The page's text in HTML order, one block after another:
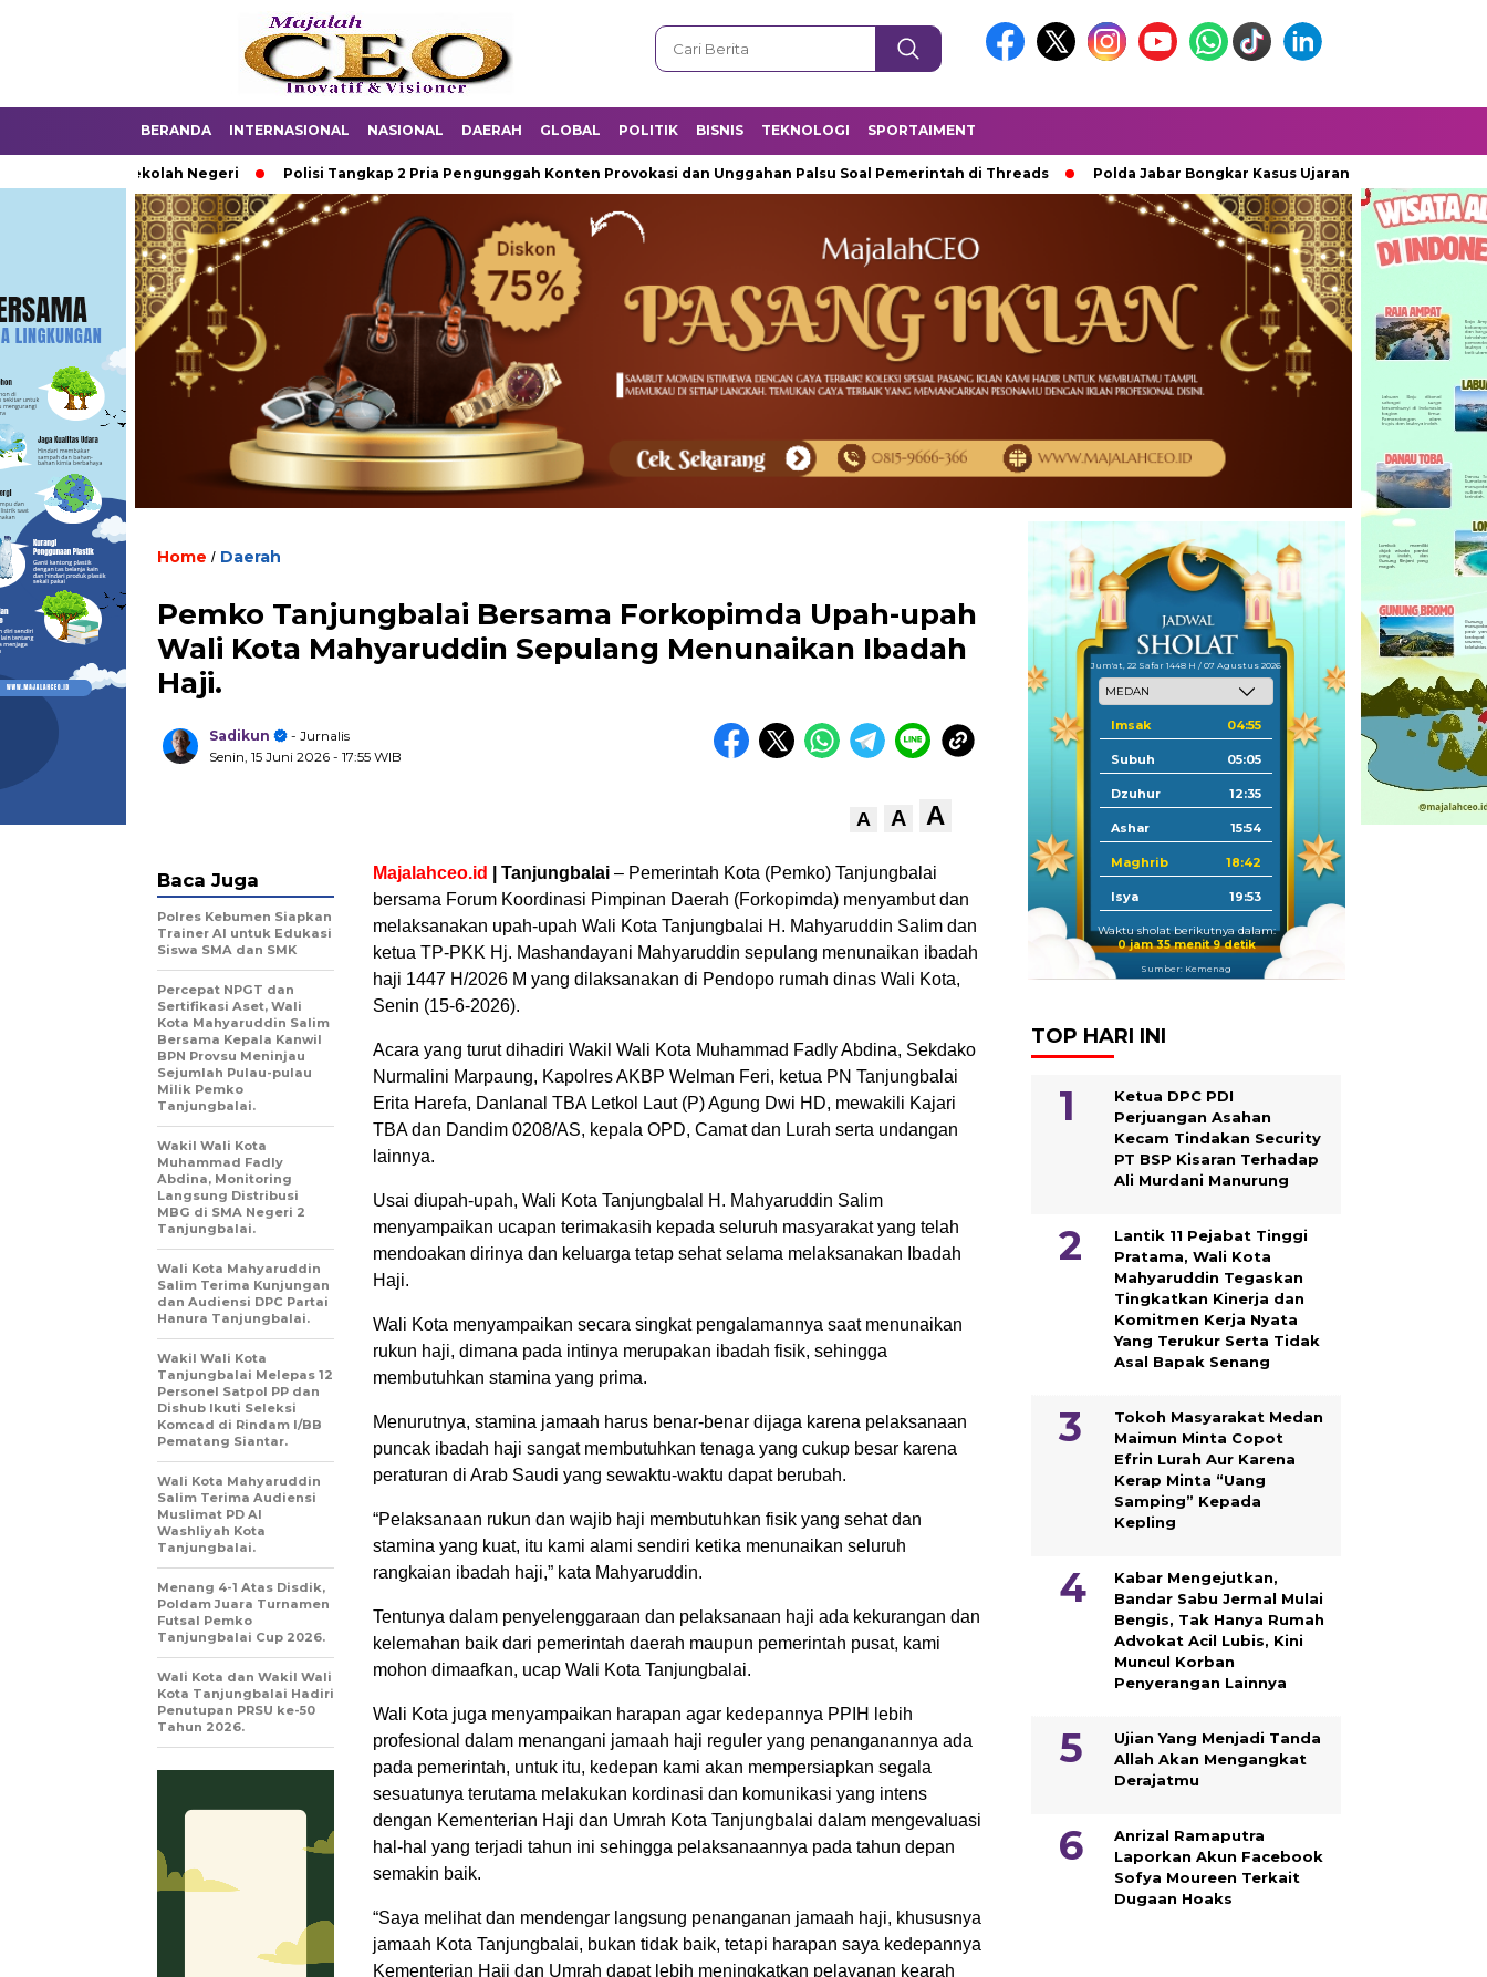
BERANDA INTERNASIONAL NASIONAL DAERAH GLOBAL POLITIK BISNIS TEKNOLOGI SPORTAIMENT
Di Sekolah Negeri Polisi Tangkap 2 Pria Pengunggah Konten Provokasi dan Unggahan Palsu Soal Pemerintah di Threads Polda Jabar Bongkar Kasus Ujaran Kebencian Berbasis AI,
Home / Daerah
Pemko Tanjungbalai Bersama Forkopimda Upah-upah
Wali Kota Mahyaruddin Sepulang Menunaikan Ibadah
Haji.
Sadikun
- Jurnalis
Senin, 15 Juni 2026 - 17:55 WIB
A A A
Majalahceo.id | Tanjungbalai – Pemerintah Kota (Pemko) Tanjungbalai
bersama Forum Koordinasi Pimpinan Daerah (Forkopimda) menyambut dan
melaksanakan upah-upah Wali Kota Tanjungbalai H. Mahyaruddin Salim dan
ketua TP-PKK Hj. Mashandayani Mahyaruddin sepulang menunaikan ibadah
haji 1447 H/2026 M yang dilaksanakan di Pendopo rumah dinas Wali Kota,
Senin (15-6-2026).
Acara yang turut dihadiri Wakil Wali Kota Muhammad Fadly Abdina, Sekdako
Nurmalini Marpaung, Kapolres AKBP Welman Feri, ketua PN Tanjungbalai
Erita Harefa, Danlanal TBA Letkol Laut (P) Agung Dwi HD, mewakili Kajari
TBA dan Dandim 0208/AS, kepala OPD, Camat dan Lurah serta undangan
lainnya.
Usai diupah-upah, Wali Kota Tanjungbalal H. Mahyaruddin Salim
menyampaikan ucapan terimakasih kepada seluruh masyarakat yang telah
mendoakan dirinya dan keluarga tetap sehat selama melaksanakan Ibadah
Haji.
Wali Kota menyampaikan secara singkat pengalamannya saat menunaikan
rukun haji, dimana pada intinya merupakan ibadah fisik, sehingga
membutuhkan stamina yang prima.
Menurutnya, stamina jamaah harus benar-benar dijaga karena pelaksanaan
puncak ibadah haji sangat membutuhkan tenaga yang cukup besar karena
peraturan di Arab Saudi yang sewaktu-waktu dapat berubah.
“Pelaksanaan rukun dan wajib haji membutuhkan fisik yang sehat dan
stamina yang kuat, itu kami alami sendiri ketika menunaikan seluruh
rangkaian ibadah haji,” kata Mahyaruddin.
Tentunya dalam penyelenggaraan dan pelaksanaan haji ada kekurangan dan
kelemahan baik dari pemerintah daerah maupun pemerintah pusat, kami
mohon dimaafkan, ucap Wali Kota Tanjungbalai.
Wali Kota juga menyampaikan harapan agar kedepannya PPIH lebih
profesional dalam menangani jamaah haji reguler yang penanganannya ada
pada pemerintah, untuk itu, kedepan kami akan mempersiapkan segala
sesuatunya terutama melakukan kordinasi dan komunikasi yang intens
dengan Kementerian Haji dan Umrah Kota Tanjungbalai dalam mengevaluasi
hal-hal yang terjadi tahun ini sehingga pelaksanaannya pada tahun depan
semakin baik.
“Saya melihat dan mendengar langsung penanganan jamaah haji, khususnya
jamaah Kota Tanjungbalai, bukan tidak baik, tetapi harapan saya kedepannya
Kementerian Haji dan Umrah dapat lebih meningkatkan pelayanan kearah
Baca Juga
Polres Kebumen Siapkan
Trainer AI untuk Edukasi
Siswa SMA dan SMK
Percepat NPGT dan
Sertifikasi Aset, Wali
Kota Mahyaruddin Salim
Bersama Kepala Kanwil
BPN Provsu Meninjau
Sejumlah Pulau-pulau
Milik Pemko
Tanjungbalai.
Wakil Wali Kota
Muhammad Fadly
Abdina, Monitoring
Langsung Distribusi
MBG di SMA Negeri 2
Tanjungbalai.
Wali Kota Mahyaruddin
Salim Terima Kunjungan
dan Audiensi DPC Partai
Hanura Tanjungbalai.
Wakil Wali Kota
Tanjungbalai Melepas 12
Personel Satpol PP dan
Dishub Ikuti Seleksi
Komcad di Rindam I/BB
Pematang Siantar.
Wali Kota Mahyaruddin
Salim Terima Audiensi
Muslimat PD Al
Washliyah Kota
Tanjungbalai.
Menang 4-1 Atas Disdik,
Poldam Juara Turnamen
Futsal Pemko
Tanjungbalai Cup 2026.
Wali Kota dan Wakil Wali
Kota Tanjungbalai Hadiri
Penutupan PRSU ke-50
Tahun 2026.
Jum'at, 22 Safar 1448 H / 07 Agustus 2026
Imsak 04:55
Subuh 05:05
Dzuhur 12:35
Ashar 15:54
Maghrib 18:42
Isya 19:53
Waktu sholat berikutnya dalam:
0 jam 35 menit 8 detik
Sumber: Kemenag
TOP HARI INI
Ketua DPC PDI
Perjuangan Asahan
Kecam Tindakan Security
PT BSP Kisaran Terhadap
Ali Murdani Manurung
Lantik 11 Pejabat Tinggi
Pratama, Wali Kota
Mahyaruddin Tegaskan
Tingkatkan Kinerja dan
Komitmen Kerja Nyata
Yang Terukur Serta Tidak
Asal Bapak Senang
Tokoh Masyarakat Medan
Maimun Minta Copot
Efrin Lurah Aur Karena
Kerap Minta “Uang
Samping” Kepada
Kepling
Kabar Mengejutkan,
Bandar Sabu Jermal Mulai
Bengis, Tak Hanya Rumah
Advokat Acil Lubis, Kini
Muncul Korban
Penyerangan Lainnya
Ujian Yang Menjadi Tanda
Allah Akan Mengangkat
Derajatmu
Anrizal Ramaputra
Laporkan Akun Facebook
Sofya Moureen Terkait
Dugaan Hoaks